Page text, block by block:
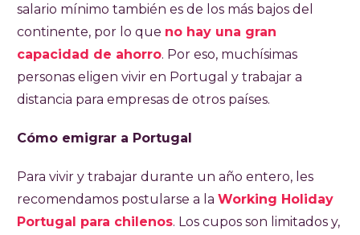
salario mínimo también es de los más bajos del
continente, por lo que no hay una gran
capacidad de ahorro. Por eso, muchísimas
personas eligen vivir en Portugal y trabajar a
distancia para empresas de otros países.
Cómo emigrar a Portugal
Para vivir y trabajar durante un año entero, les
recomendamos postularse a la Working Holiday
Portugal para chilenos. Los cupos son limitados y,